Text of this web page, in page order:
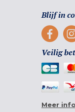
Blijf in
Veilig
Meer